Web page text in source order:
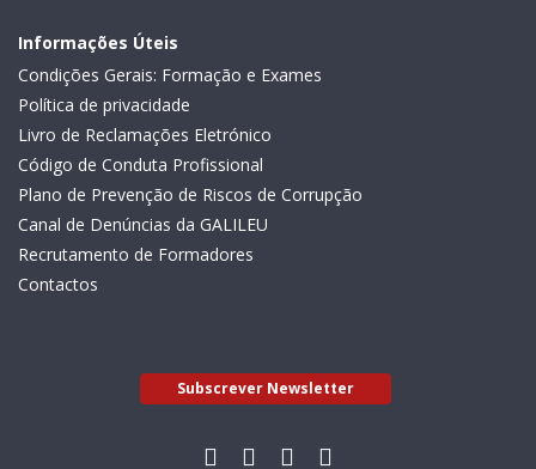
Informações Úteis
Condições Gerais: Formação e Exames
Política de privacidade
Livro de Reclamações Eletrónico
Código de Conduta Profissional
Plano de Prevenção de Riscos de Corrupção
Canal de Denúncias da GALILEU
Recrutamento de Formadores
Contactos
Subscrever Newsletter